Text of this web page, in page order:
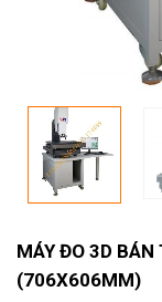
MÁY ĐO 3D
(706X606MM)